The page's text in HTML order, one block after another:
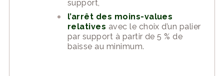
support,
l’arrêt des moins-values
relatives avec le choix d’un palier
par support à partir de 5 % de
baisse au minimum.